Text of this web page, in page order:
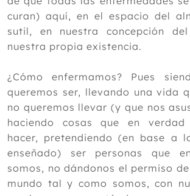
curan) aquí, en el espacio del
sutil, en nuestra concepción
nuestra propia existencia.
¿Cómo enfermamos? Pues
queremos ser, llevando una vida
no queremos llevar (y que nos
haciendo cosas que en verdad
hacer, pretendiendo (en base a
enseñado) ser personas que
somos, no dándonos el permiso
mundo tal y como somos, con